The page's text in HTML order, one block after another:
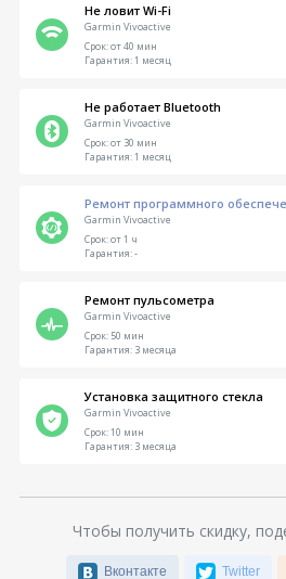
Не ловит Wi-Fi
Garmin Vivoactive
Срок:от 40 мин
Гарантия:1 месяц
Не работает Bluetooth
Garmin Vivoactive
Срок:от 30 мин
Гарантия:1 месяц
Ремонт программного
Garmin Vivoactive
Срок:от 1 ч
Гарантия:-
Ремонт пульсометра
Garmin Vivoactive
Срок:50 мин
Гарантия:3 месяца
Установка защитного стекла
Garmin Vivoactive
Срок:10 мин
Гарантия:3 месяца
Чтобы получить скидку,
Вконтакте Twitter